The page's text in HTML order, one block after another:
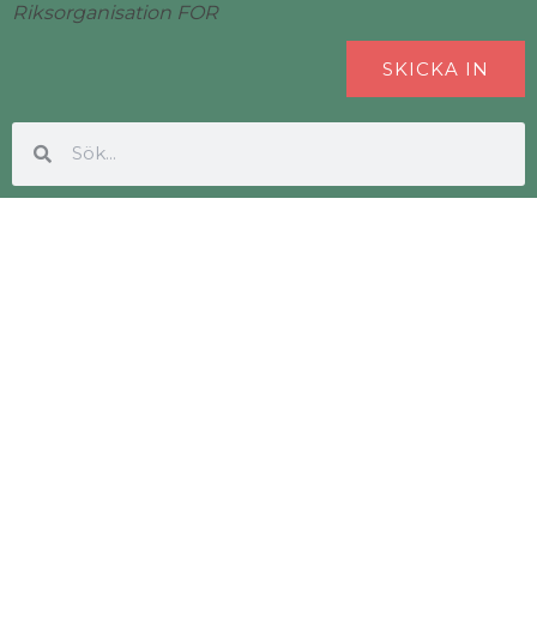
Riksorganisation FOR
SKICKA IN